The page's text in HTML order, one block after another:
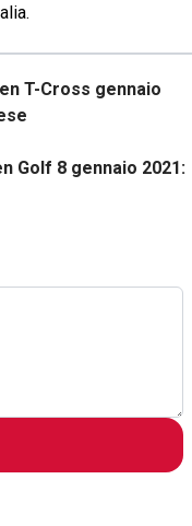
‌T-Cross‌ genna‌io
Golf 8 gennaio 2021: